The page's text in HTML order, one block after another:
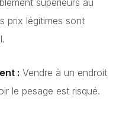
supérieurs au
prix légitimes sont
: Vendre à un endroit
le pesage est risqué.